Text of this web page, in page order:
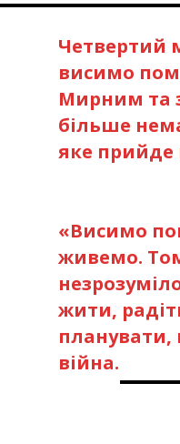
Четвертий
висимо
Мирним та
більше
яке прийде
«Висимо
живемо.
жити,
планувати,
війна.